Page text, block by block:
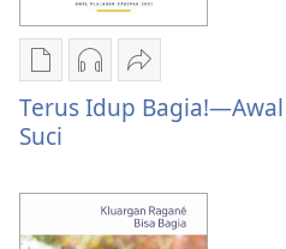
Pilian
ngunduh
publikasi
Terus
Pilihan
unduhan
rekaman
Terus
Idup
Bagiang
Terus
Idup
—
Awal
Terus Idup
Suci